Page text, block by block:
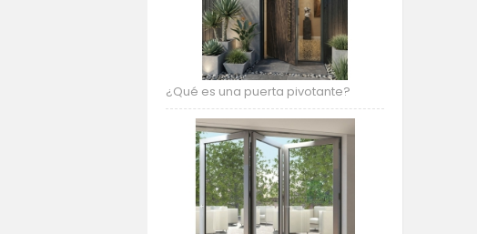
¿Qué es una puerta pivotante?